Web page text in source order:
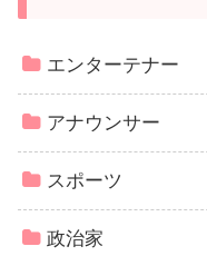
エンターテナー
アナウンサー
スポーツ
政治家